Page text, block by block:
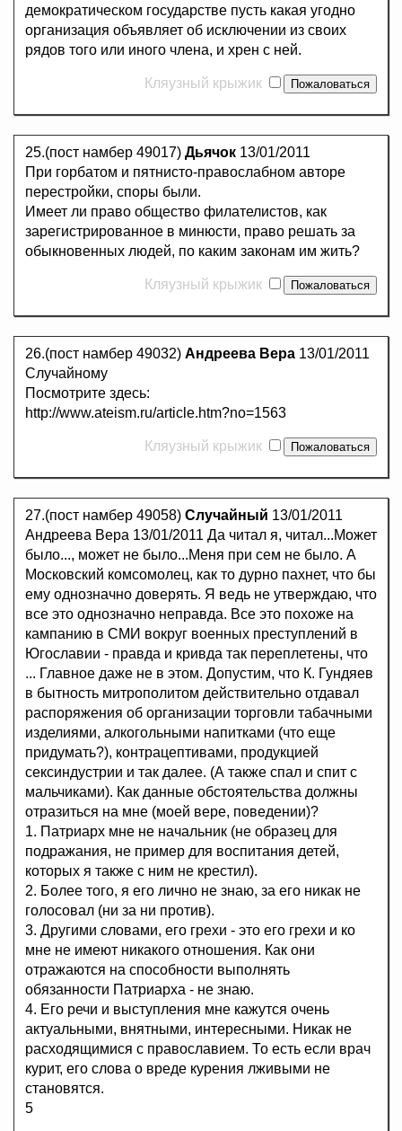
демократическом государстве пусть какая угодно
организация объявляет об исключении из своих
рядов того или иного члена, и хрен с ней.
Кляузный крыжик
25.(пост намбер 49017) Дьячок 13/01/2011
При горбатом и пятнисто-правослабном авторе
перестройки, споры были.
Имеет ли право общество филателистов, как
зарегистрированное в минюсти, право решать за
обыкновенных людей, по каким законам им жить?
Кляузный крыжик
26.(пост намбер 49032) Андреева Вера 13/01/2011
Случайному
Посмотрите здесь:
http://www.ateism.ru/article.htm?no=1563
Кляузный крыжик
27.(пост намбер 49058) Случайный 13/01/2011
Андреева Вера 13/01/2011 Да читал я, читал...Может
было..., может не было...Меня при сем не было. А
Московский комсомолец, как то дурно пахнет, что бы
ему однозначно доверять. Я ведь не утверждаю, что
все это однозначно неправда. Все это похоже на
кампанию в СМИ вокруг военных преступлений в
Югославии - правда и кривда так переплетены, что
... Главное даже не в этом. Допустим, что К. Гундяев
в бытность митрополитом действительно отдавал
распоряжения об организации торговли табачными
изделиями, алкогольными напитками (что еще
придумать?), контрацептивами, продукцией
сексиндустрии и так далее. (А также спал и спит с
мальчиками). Как данные обстоятельства должны
отразиться на мне (моей вере, поведении)?
1. Патриарх мне не начальник (не образец для
подражания, не пример для воспитания детей,
которых я также с ним не крестил).
2. Более того, я его лично не знаю, за его никак не
голосовал (ни за ни против).
3. Другими словами, его грехи - это его грехи и ко
мне не имеют никакого отношения. Как они
отражаются на способности выполнять
обязанности Патриарха - не знаю.
4. Его речи и выступления мне кажутся очень
актуальными, внятными, интересными. Никак не
расходящимися с православием. То есть если врач
курит, его слова о вреде курения лживыми не
становятся.
5